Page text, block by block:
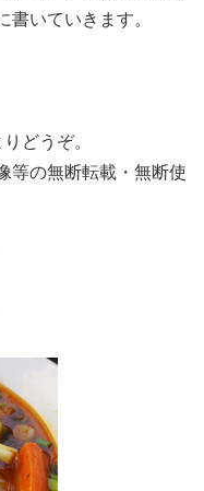
書いていきます。
りどうぞ。
等の無断転載・無断使